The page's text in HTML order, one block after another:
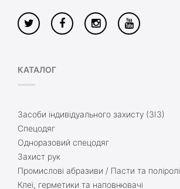
КАТАЛОГ
Засоби індивідуального захисту (ЗІЗ)
Спецодяг
Одноразовий спецодяг
Захист рук
Промислові абразиви / Пасти та поліролі
Клеї, герметики та наповнювачі